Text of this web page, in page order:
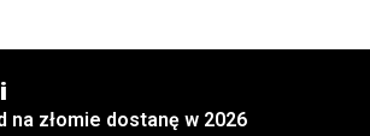
na złomie dostanę w 2026